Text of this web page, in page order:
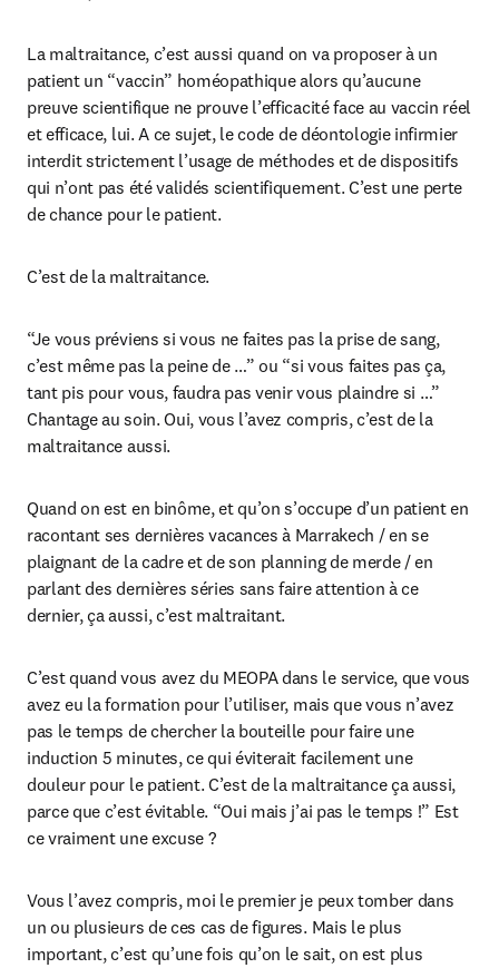
La maltraitance, c’est aussi quand on va proposer à un
patient un “vaccin” homéopathique alors qu’aucune
preuve scientifique ne prouve l’efficacité face au vaccin réel
et efficace, lui. A ce sujet, le code de déontologie infirmier
interdit strictement l’usage de méthodes et de dispositifs
qui n’ont pas été validés scientifiquement. C’est une perte
de chance pour le patient.
C’est de la maltraitance.
“Je vous préviens si vous ne faites pas la prise de sang,
c’est même pas la peine de …” ou “si vous faites pas ça,
tant pis pour vous, faudra pas venir vous plaindre si …”
Chantage au soin. Oui, vous l’avez compris, c’est de la
maltraitance aussi.
Quand on est en binôme, et qu’on s’occupe d’un patient en
racontant ses dernières vacances à Marrakech / en se
plaignant de la cadre et de son planning de merde / en
parlant des dernières séries sans faire attention à ce
dernier, ça aussi, c’est maltraitant.
C’est quand vous avez du MEOPA dans le service, que vous
avez eu la formation pour l’utiliser, mais que vous n’avez
pas le temps de chercher la bouteille pour faire une
induction 5 minutes, ce qui éviterait facilement une
douleur pour le patient. C’est de la maltraitance ça aussi,
parce que c’est évitable. “Oui mais j’ai pas le temps !” Est
ce vraiment une excuse ?
Vous l’avez compris, moi le premier je peux tomber dans
un ou plusieurs de ces cas de figures. Mais le plus
important, c’est qu’une fois qu’on le sait, on est plus